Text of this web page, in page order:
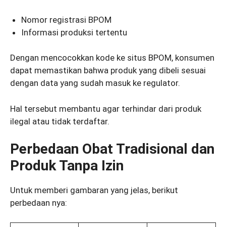
Nomor registrasi BPOM
Informasi produksi tertentu
Dengan mencocokkan kode ke situs BPOM, konsumen
dapat memastikan bahwa produk yang dibeli sesuai
dengan data yang sudah masuk ke regulator.
Hal tersebut membantu agar terhindar dari produk
ilegal atau tidak terdaftar.
Perbedaan Obat Tradisional dan
Produk Tanpa Izin
Untuk memberi gambaran yang jelas, berikut
perbedaan nya: